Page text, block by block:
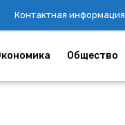
Контактная информация
Общество